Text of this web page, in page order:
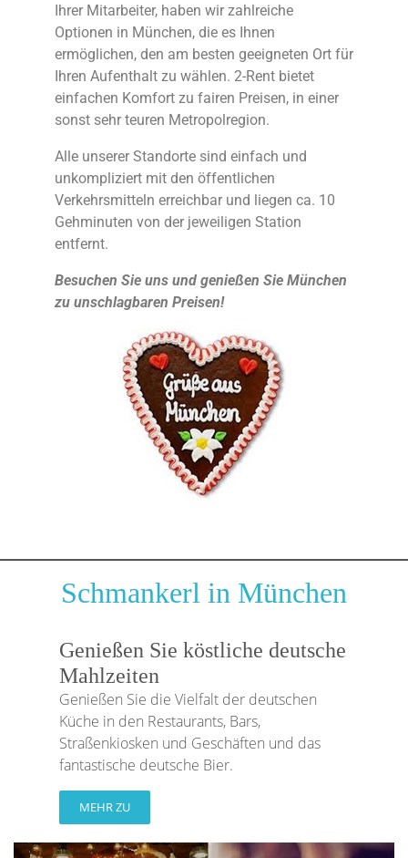
Ihrer Mitarbeiter, haben wir zahlreiche
Optionen in München, die es Ihnen
ermöglichen, den am besten geeigneten Ort für
Ihren Aufenthalt zu wählen. 2-Rent bietet
einfachen Komfort zu fairen Preisen, in einer
sonst sehr teuren Metropolregion.
Alle unserer Standorte sind einfach und
unkompliziert mit den öffentlichen
Verkehrsmitteln erreichbar und liegen ca. 10
Gehminuten von der jeweiligen Station
entfernt.
Besuchen Sie uns und genießen Sie München
zu unschlagbaren Preisen!
Schmankerl in München
Genießen Sie köstliche deutsche
Mahlzeiten
Genießen Sie die Vielfalt der deutschen
Küche in den Restaurants, Bars,
Straßenkiosken und Geschäften und das
fantastische deutsche Bier.
MEHR ZU